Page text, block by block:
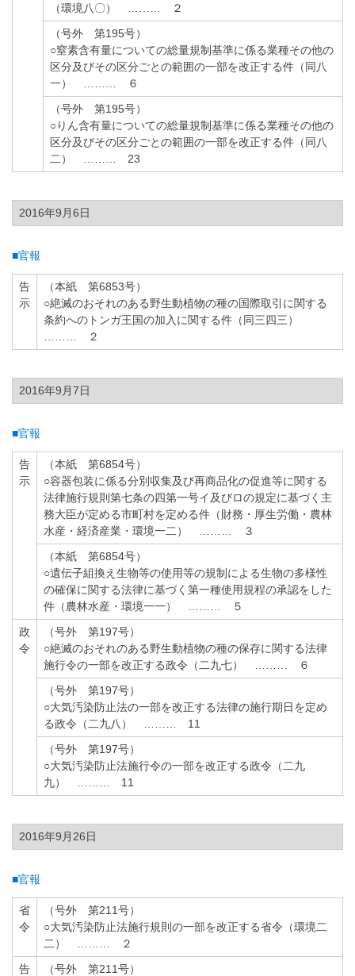
（環境八〇） ……… ２
（号外 第195号）
○窒素含有量についての総量規制基準に係る業種その他の
区分及びその区分ごとの範囲の一部を改正する件（同八
一） ……… ６
（号外 第195号）
○りん含有量についての総量規制基準に係る業種その他の
区分及びその区分ごとの範囲の一部を改正する件（同八
二） ……… 23
2016年9月6日
■官報
告
示
（本紙 第6853号）
○絶滅のおそれのある野生動植物の種の国際取引に関する
条約へのトンガ王国の加入に関する件（同三四三）
……… ２
2016年9月7日
■官報
告
示
（本紙 第6854号）
○容器包装に係る分別収集及び再商品化の促進等に関する
法律施行規則第七条の四第一号イ及びロの規定に基づく主
務大臣が定める市町村を定める件（財務・厚生労働・農林
水産・経済産業・環境一二） ……… ３
（本紙 第6854号）
○遺伝子組換え生物等の使用等の規制による生物の多様性
の確保に関する法律に基づく第一種使用規程の承認をした
件（農林水産・環境一一） ……… ５
政
令
（号外 第197号）
○絶滅のおそれのある野生動植物の種の保存に関する法律
施行令の一部を改正する政令（二九七） ……… ６
（号外 第197号）
○大気汚染防止法の一部を改正する法律の施行期日を定め
る政令（二九八） ……… 11
（号外 第197号）
○大気汚染防止法施行令の一部を改正する政令（二九
九） ……… 11
2016年9月26日
■官報
省
令
（号外 第211号）
○大気汚染防止法施行規則の一部を改正する省令（環境二
二） ……… ２
告
（号外 第211号）